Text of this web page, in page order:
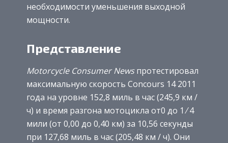
необходимости уменьшения выходной
мощности.
Представление
Motorcycle Consumer Newsпротестировал
максимальную скорость Concours 14 2011
года на уровне 152,8 миль в час (245,9 км /
ч) и время разгона мотоцикла от0 до 1 ⁄ 4
мили (от 0,00 до 0,40 км) за 10,56 секунды
при 127,68 миль в час (205,48 км / ч). Они